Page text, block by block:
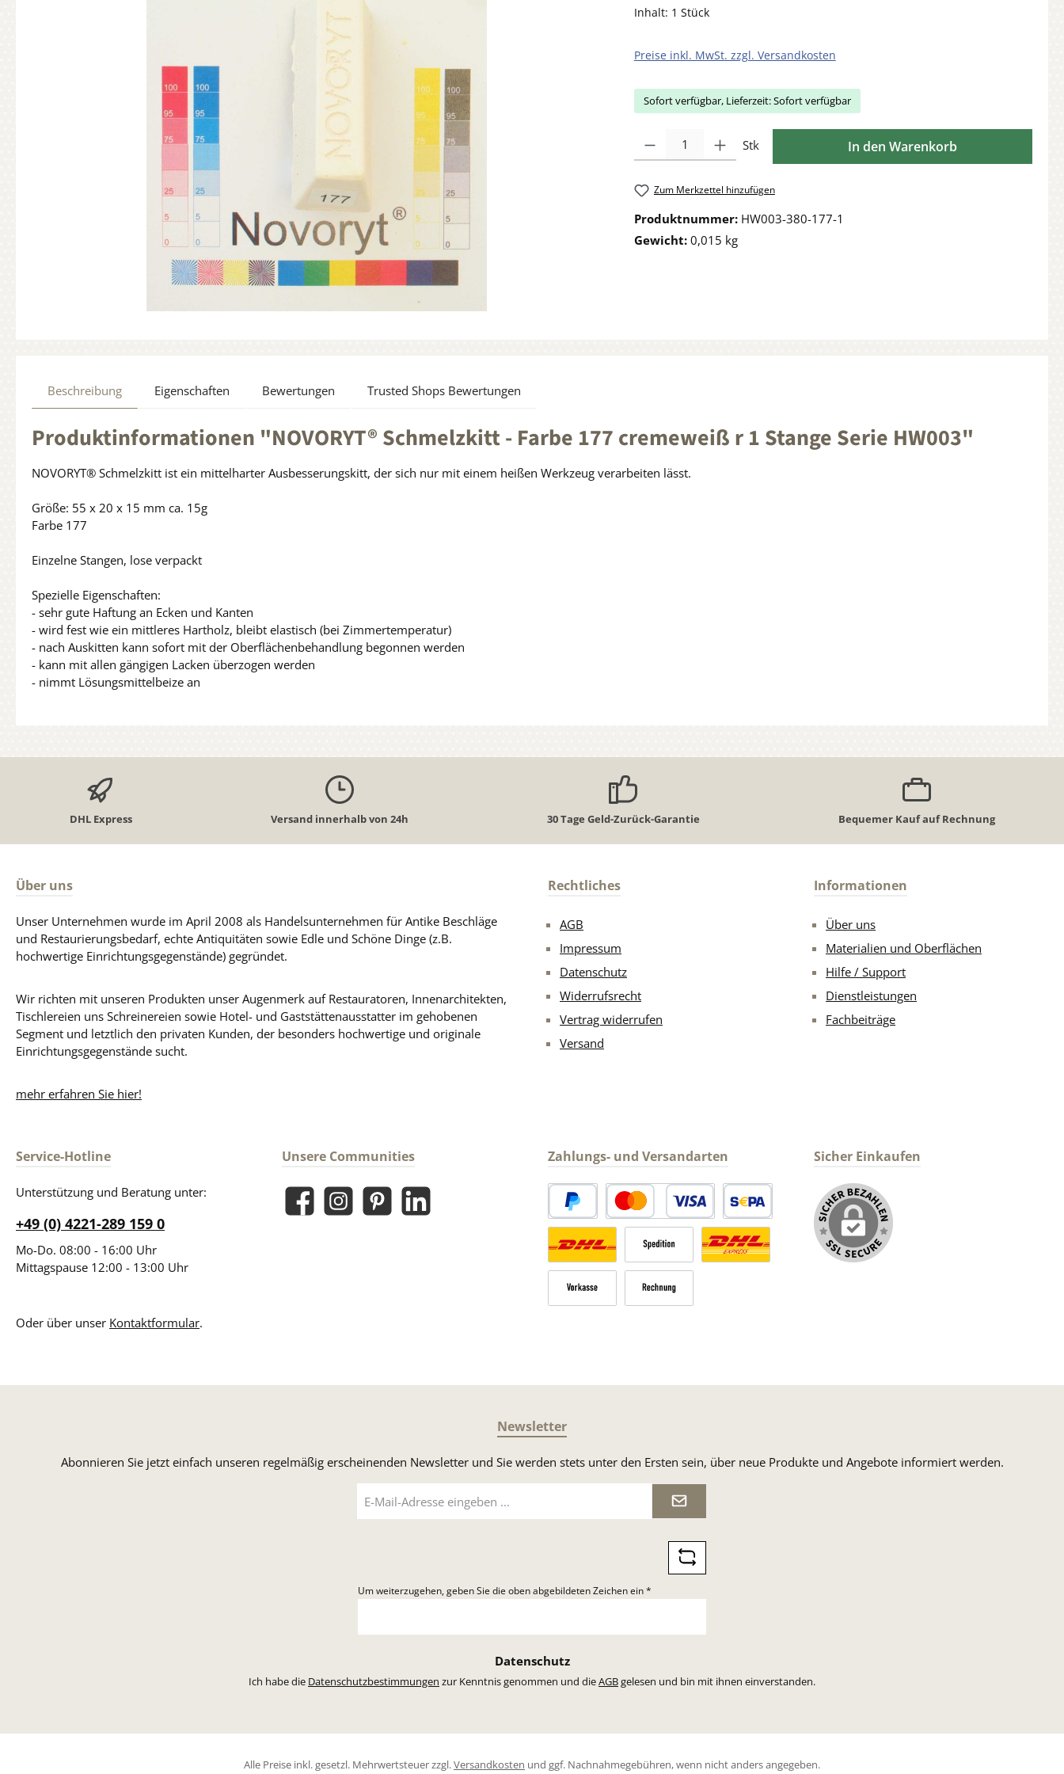
Inhalt: 1 Stück
Preise inkl. MwSt. zzgl. Versandkosten
Sofort verfügbar, Lieferzeit: Sofort verfügbar
Stk In den Warenkorb
Zum Merkzettel hinzufügen
Produktnummer: HW003-380-177-1
Gewicht: 0,015 kg
Beschreibung Eigenschaften Bewertungen Trusted Shops Bewertungen
Produktinformationen "NOVORYT® Schmelzkitt - Farbe 177 cremeweiß r 1 Stange Serie HW003"
NOVORYT® Schmelzkitt ist ein mittelharter Ausbesserungskitt, der sich nur mit einem heißen Werkzeug verarbeiten lässt.
Größe: 55 x 20 x 15 mm ca. 15g
Farbe 177
Einzelne Stangen, lose verpackt
Spezielle Eigenschaften:
- sehr gute Haftung an Ecken und Kanten
- wird fest wie ein mittleres Hartholz, bleibt elastisch (bei Zimmertemperatur)
- nach Auskitten kann sofort mit der Oberflächenbehandlung begonnen werden
- kann mit allen gängigen Lacken überzogen werden
- nimmt Lösungsmittelbeize an
DHL Express Versand innerhalb von 24h 30 Tage Geld-Zurück-Garantie Bequemer Kauf auf Rechnung
Über uns
Unser Unternehmen wurde im April 2008 als Handelsunternehmen für Antike Beschläge
und Restaurierungsbedarf, echte Antiquitäten sowie Edle und Schöne Dinge (z.B.
hochwertige Einrichtungsgegenstände) gegründet.
Wir richten mit unseren Produkten unser Augenmerk auf Restauratoren, Innenarchitekten,
Tischlereien uns Schreinereien sowie Hotel- und Gaststättenausstatter im gehobenen
Segment und letztlich den privaten Kunden, der besonders hochwertige und originale
Einrichtungsgegenstände sucht.
mehr erfahren Sie hier!
Rechtliches
AGB
Impressum
Datenschutz
Widerrufsrecht
Vertrag widerrufen
Versand
Informationen
Über uns
Materialien und Oberflächen
Hilfe / Support
Dienstleistungen
Fachbeiträge
Service-Hotline
Unterstützung und Beratung unter:
+49 (0) 4221-289 159 0
Mo-Do. 08:00 - 16:00 Uhr
Mittagspause 12:00 - 13:00 Uhr
Oder über unser Kontaktformular.
Unsere Communities
FacebookInstagramPinterestLinkedIn
Zahlungs- und Versandarten
PayPal Kredit- oder DebitkarteSEPA Lastschrift
Versandkosten Deutschland normaler Versand Deutsche Post
Sperrgut
Sicher Einkaufen
Newsletter
Abonnieren Sie jetzt einfach unseren regelmäßig erscheinenden Newsletter und Sie werden stets unter den Ersten sein, über neue Produkte und Angebote informiert werden.
Mail-
Adresse
Um weiterzugehen, geben Sie die oben abgebildeten Zeichen ein*
Datenschutz
Ich habe die Datenschutzbestimmungen zur Kenntnis genommen und dieAGBgelesen und bin mit ihnen einverstanden.
Alle Preise inkl. gesetzl. Mehrwertsteuer zzgl.Versandkosten und ggf. Nachnahmegebühren, wenn nicht anders angegeben.